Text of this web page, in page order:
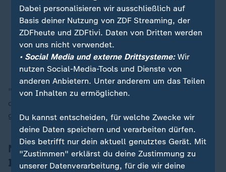
gesundheitsorientierten Lebensstil,
zu dem Bewegung und Ernährung
gehören, beschäftigt.
Eva Stüber, Kölner Institut für Handelsforschung
"Gerade Zeit in der Natur ist ein Ausgleich für das
digitalisierte, hektische und schnelle Leben von vielen
geworden", so Stüber weiter.
Neue Konzepte: Boulderhalle in der
Innenstadt
Dabei personalisieren wir ausschließlich auf
Basis deiner Nutzung von ZDF Streaming, der
ZDFheute und ZDFtivi. Daten von Dritten werden
von uns nicht verwendet.
• Social Media und externe Drittsysteme:Wir
nutzen Social-Media-Tools und Dienste von
anderen Anbietern. Unter anderem um das Teilen
von Inhalten zu ermöglichen.
Du kannst entscheiden, für welche Zwecke wir
deine Daten speichern und verarbeiten dürfen.
Dies betrifft nur dein aktuell genutztes Gerät. Mit
"Zustimmen" erklärst du deine Zustimmung zu
unserer Datenverarbeitung, für die wir deine